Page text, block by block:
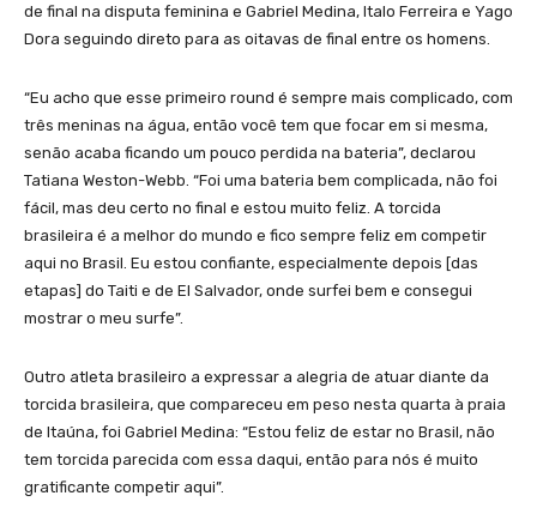
de final na disputa feminina e Gabriel Medina, Italo Ferreira e Yago
Dora seguindo direto para as oitavas de final entre os homens.
“Eu acho que esse primeiro round é sempre mais complicado, com
três meninas na água, então você tem que focar em si mesma,
senão acaba ficando um pouco perdida na bateria”, declarou
Tatiana Weston-Webb. “Foi uma bateria bem complicada, não foi
fácil, mas deu certo no final e estou muito feliz. A torcida
brasileira é a melhor do mundo e fico sempre feliz em competir
aqui no Brasil. Eu estou confiante, especialmente depois [das
etapas] do Taiti e de El Salvador, onde surfei bem e consegui
mostrar o meu surfe”.
Outro atleta brasileiro a expressar a alegria de atuar diante da
torcida brasileira, que compareceu em peso nesta quarta à praia
de Itaúna, foi Gabriel Medina: “Estou feliz de estar no Brasil, não
tem torcida parecida com essa daqui, então para nós é muito
gratificante competir aqui”.